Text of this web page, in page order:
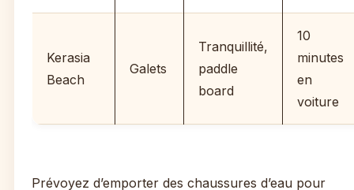
Kerasia
Beach
Galets
Tranquillité,
paddle
board
10
minutes
en
voiture
Prévoyez d’emporter des chaussures d’eau pour